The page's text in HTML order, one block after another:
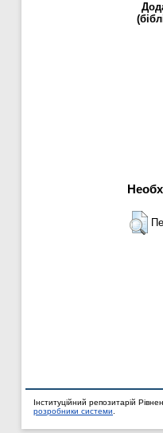
Інституційний репозитарій
розробники системи